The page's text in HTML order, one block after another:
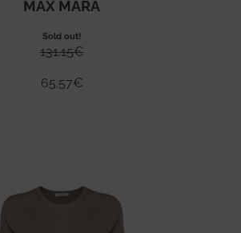
MAX MARA
Sold out!
131.15€
65.57€